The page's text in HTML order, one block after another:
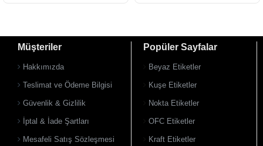
900 TL Üzeri Kargo Ücretsiz
Müşteriler
Hakkımızda
Teslimat ve Ödeme Bilgisi
Güvenlik & Gizlilik
İptal & İade Şartları
Mesafeli Satış Sözleşmesi
Popüler Sayfalar
Beyaz Etiketler
Kuşe Etiketler
Nokta Etiketler
OFC Etiketler
Kraft Etiketler